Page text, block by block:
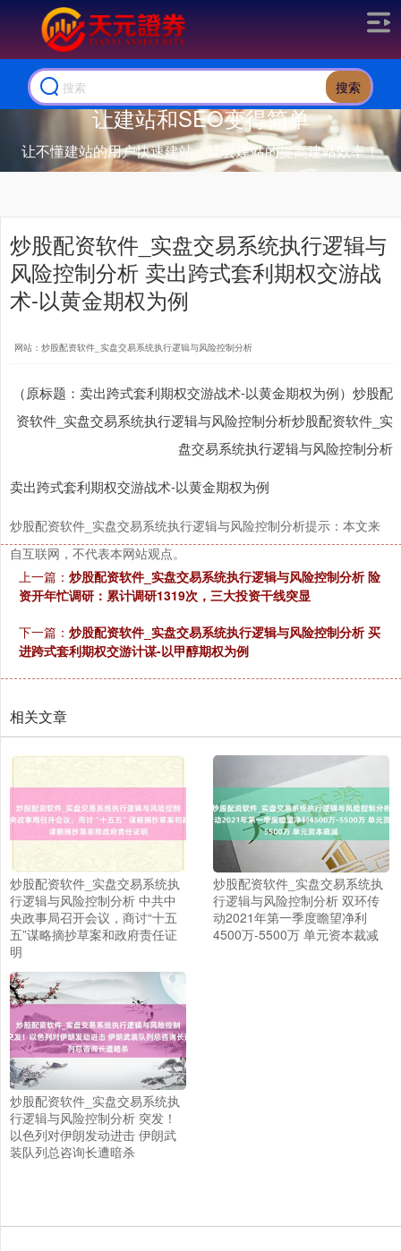
搜索
让建站和SEO变得简单
让不懂建站的用户快速建站，让会建站的提高建站效率！
炒股配资软件_实盘交易系统执行逻辑与
风险控制分析 卖出跨式套利期权交游战
术-以黄金期权为例
网站：炒股配资软件_实盘交易系统执行逻辑与风险控制分析
（原标题：卖出跨式套利期权交游战术-以黄金期权为例）炒股配
资软件_实盘交易系统执行逻辑与风险控制分析炒股配资软件_实
盘交易系统执行逻辑与风险控制分析
卖出跨式套利期权交游战术-以黄金期权为例
炒股配资软件_实盘交易系统执行逻辑与风险控制分析提示：本文来
自互联网，不代表本网站观点。
上一篇： 炒股配资软件_实盘交易系统执行逻辑与风险控制分析 险
资开年忙调研：累计调研1319次，三大投资干线突显
下一篇： 炒股配资软件_实盘交易系统执行逻辑与风险控制分析 买
进跨式套利期权交游计谋-以甲醇期权为例
相关文章
炒股配资软件_实盘交易系统执
行逻辑与风险控制分析 中共中
央政事局召开会议，商讨“十五
五”谋略摘抄草案和政府责任证
明
炒股配资软件_实盘交易系统执
行逻辑与风险控制分析 双环传
动2021年第一季度瞻望净利
4500万-5500万 单元资本裁减
炒股配资软件_实盘交易系统执
行逻辑与风险控制分析 突发！
以色列对伊朗发动进击 伊朗武
装队列总咨询长遭暗杀
上证综指 3919.51